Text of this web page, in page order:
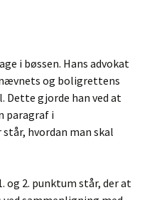
i bøssen. Hans advokat
og boligrettens
Dette gjorde han ved at
paragraf i
hvordan man skal
og 2. punktum står, der at